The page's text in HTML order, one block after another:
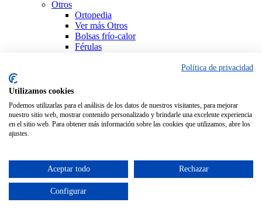
Otros
Ortopedia
Ver más Otros
Bolsas frío-calor
Férulas
Política de privacidad
Utilizamos cookies
Podemos utilizarlas para el análisis de los datos de nuestros visitantes, para mejorar
nuestro sitio web, mostrar contenido personalizado y brindarle una excelente experiencia
en el sitio web. Para obtener más información sobre las cookies que utilizamos, abre los
ajustes.
Aceptar todo Rechazar
Configurar